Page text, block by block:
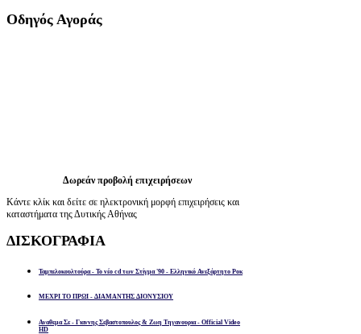
Οδηγός Αγοράς
Δωρεάν προβολή επιχειρήσεων
Κάντε κλίκ και δείτε σε ηλεκτρονική μορφή επιχειρήσεις και
καταστήματα της Δυτικής Αθήνας
ΔΙΣΚΟΓΡΑΦΙΑ
Ταμπελοκουλτούρα - Το νέο cd των Στίγμα '90 - Ελληνικό Ανεξάρτητο Ροκ
ΜΕΧΡΙ ΤΟ ΠΡΩΙ - ΔΙΑΜΑΝΤΗΣ ΔΙΟΝΥΣΙΟΥ
Αναθεμα Σε - Γιαννης Σεβαστοπουλος & Ζωη Τηγανουρια - Official Video
HD